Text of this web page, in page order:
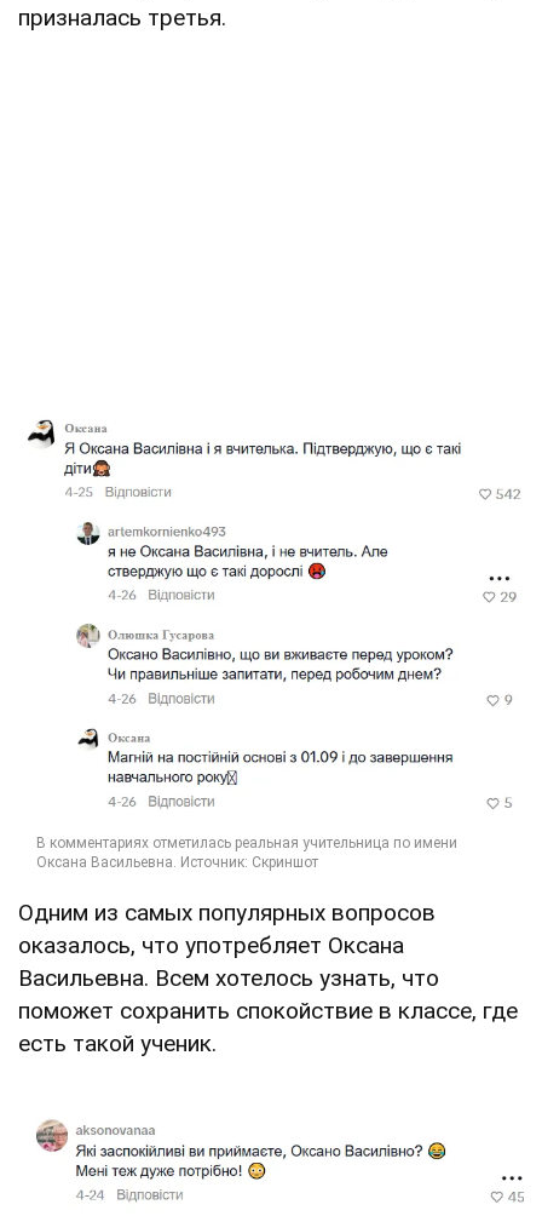
призналась третья.
Одним из самых популярных вопросов
оказалось, что употребляет Оксана
Васильевна. Всем хотелось узнать, что
поможет сохранить спокойствие в классе, где
есть такой ученик.